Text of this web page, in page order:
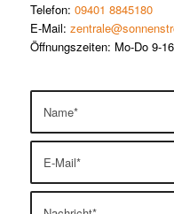
Telefon: 09401 8845180
E-Mail:
Öffnungszeiten: Mo-Do 9-